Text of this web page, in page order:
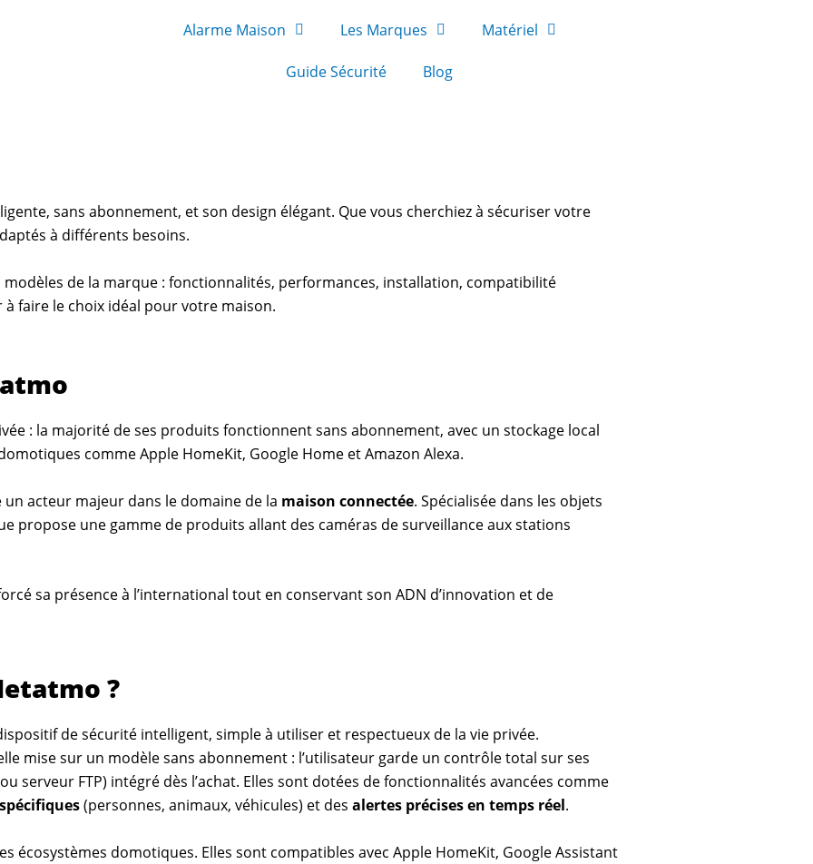
Alarme Maison Les Marques Matériel
Guide Sécurité Blog
sans abonnement, et son design élégant. Que vous cherchiez à sécuriser votre
à différents besoins.
de la marque : fonctionnalités, performances, installation, compatibilité
faire le choix idéal pour votre maison.
: la majorité de ses produits fonctionnent sans abonnement, avec un stockage local
comme Apple HomeKit, Google Home et Amazon Alexa.
un acteur majeur dans le domaine de la maison connectée. Spécialisée dans les objets
propose une gamme de produits allant des caméras de surveillance aux stations
sa présence à l’international tout en conservant son ADN d’innovation et de
?
de sécurité intelligent, simple à utiliser et respectueux de la vie privée.
mise sur un modèle sans abonnement : l’utilisateur garde un contrôle total sur ses
serveur FTP) intégré dès l’achat. Elles sont dotées de fonctionnalités avancées comme
spécifiques(personnes, animaux, véhicules) et des alertes précises en temps réel.
écosystèmes domotiques. Elles sont compatibles avec Apple HomeKit, Google Assistant